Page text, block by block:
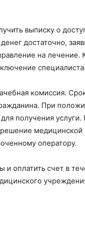
выписку о
достаточно,
на лечение.
специалиста.
комиссия.
При
получения
оператору.
и оплатить счет в